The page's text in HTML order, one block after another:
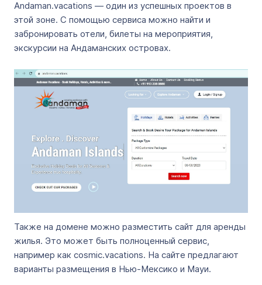
Andaman.vacations — один из успешных проектов в
этой зоне. С помощью сервиса можно найти и
забронировать отели, билеты на мероприятия,
экскурсии на Андаманских островах.
Также на домене можно разместить сайт для аренды
жилья. Это может быть полноценный сервис,
например как cosmic.vacations. На сайте предлагают
варианты размещения в Нью-Мексико и Мауи.